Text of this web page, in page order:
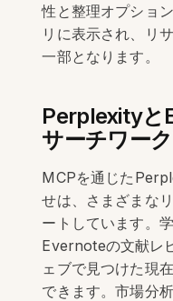
性と整理オプショ
リに表示され、リ
一部となります。
Perplexityと
サーチワー
MCPを通じた
せは、さまざまな
ートしています。
Evernoteの文献レ
ェブで見つけた現
できます。市場分